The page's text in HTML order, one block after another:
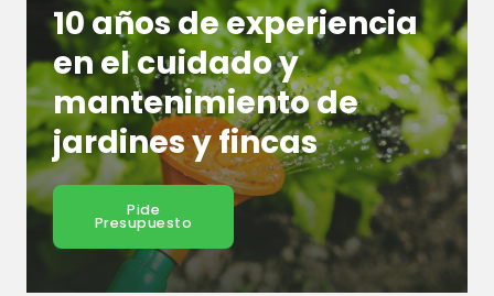
10 años de experiencia
en el cuidado y
mantenimiento de
jardines y fincas
Pide
Presupuesto